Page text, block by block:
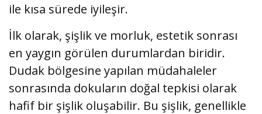
ile kısa sürede iyileşir.
İlk olarak, şişlik ve morluk, estetik sonrası
en yaygın görülen durumlardan biridir.
Dudak bölgesine yapılan müdahaleler
sonrasında dokuların doğal tepkisi olarak
hafif bir şişlik oluşabilir. Bu şişlik, genellikle